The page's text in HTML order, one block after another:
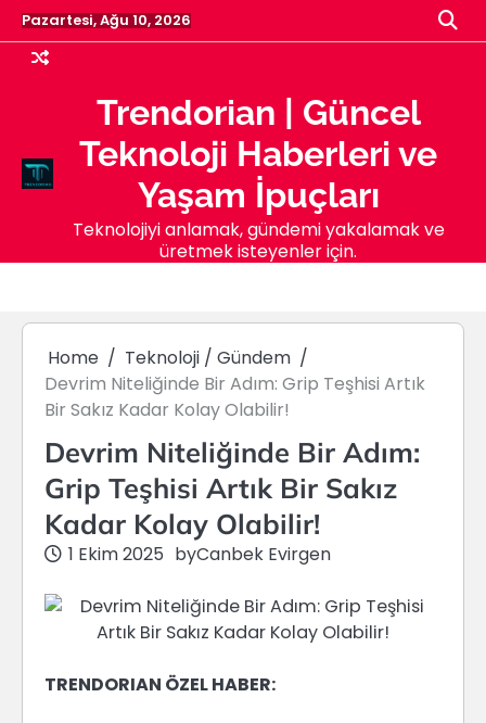
Skip
to
content
Pazartesi, Ağu 10, 2026
Trendorian | Güncel
Teknoloji Haberleri ve
Yaşam İpuçları
Teknolojiyi anlamak, gündemi yakalamak ve
üretmek isteyenler için.
Home
Teknoloji / Gündem
Devrim Niteliğinde Bir Adım: Grip Teşhisi Artık
Bir Sakız Kadar Kolay Olabilir!
Devrim Niteliğinde Bir Adım:
Grip Teşhisi Artık Bir Sakız
Kadar Kolay Olabilir!
1 Ekim 2025 byCanbek Evirgen
TRENDORIAN ÖZEL HABER: